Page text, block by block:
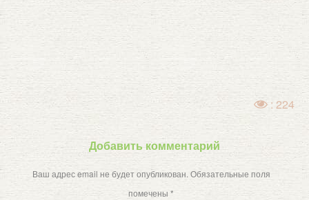
: 224
Добавить комментарий
Ваш адрес email не будет опубликован. Обязательные поля
помечены *